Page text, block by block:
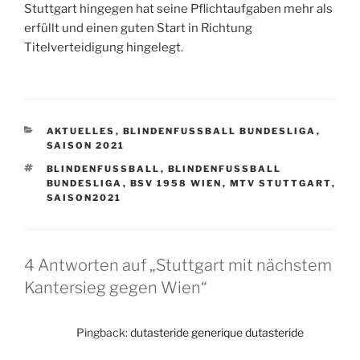
Stuttgart hingegen hat seine Pflichtaufgaben mehr als
erfüllt und einen guten Start in Richtung
Titelverteidigung hingelegt.
KATEGORIEN
AKTUELLES , BLINDENFUSSBALL BUNDESLIGA
,
SAISON 2021
SCHLAGWÖRTER
BLINDENFUSSBALL , BLINDENFUSSBALL B
UNDESLIGA
, BSV 1958 WIEN , MTV STUTTGART,
SAISON2021
4 Antworten auf „Stuttgart mit nächstem
Kantersieg gegen Wien“
Pingback:dutasteride generique dutasteride